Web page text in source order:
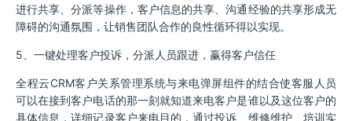
进行共享、分派等操作，客户信息的共享、沟通经验的共享形成无
障碍的沟通氛围，让销售团队合作的良性循环得以实现。
5、一键处理客户投诉，分派人员跟进，赢得客户信任
全程云CRM客户关系管理系统与来电弹屏组件的结合使客服人员
可以在接到客户电话的那一刻就知道来电客户是谁以及这位客户的
具体信息，详细记录客户来电目的，通过投诉、维修维护、培训实